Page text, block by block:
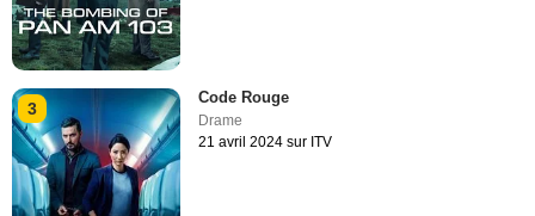
3
Code Rouge
Drame
21 avril 2024 sur ITV